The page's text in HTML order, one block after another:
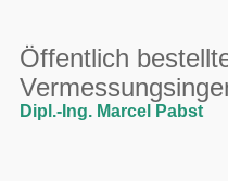
Öffentlich
Dipl.-Ing. Marcel Pabst